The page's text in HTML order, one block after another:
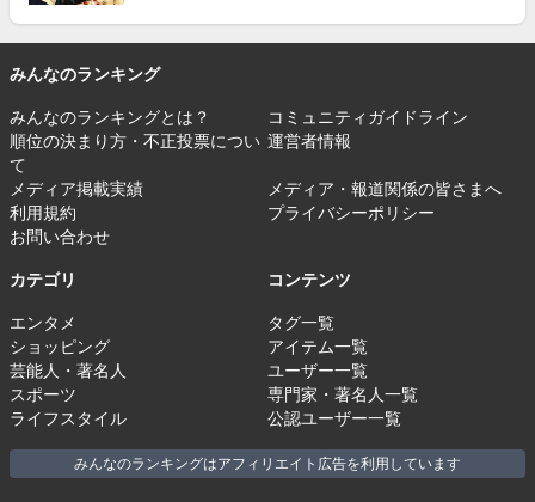
みんなのランキング
みんなのランキングとは？
コミュニティガイドライン
順位の決まり方・不正投票につい
て
運営者情報
メディア掲載実績
メディア・報道関係の皆さまへ
利用規約
プライバシーポリシー
お問い合わせ
カテゴリ
エンタメ
ショッピング
芸能人・著名人
スポーツ
ライフスタイル
コンテンツ
タグ一覧
アイテム一覧
ユーザー一覧
専門家・著名人一覧
公認ユーザー一覧
みんなのランキングはアフィリエイト広告を利用しています